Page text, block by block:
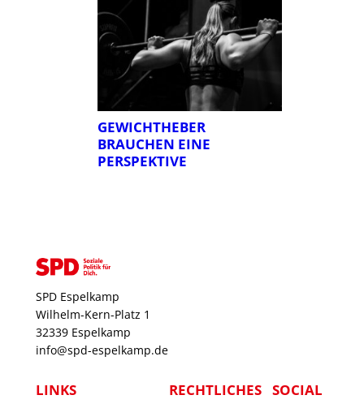
GEWICHTHEBER
BRAUCHEN EINE
PERSPEKTIVE
SPD Espelkamp
Wilhelm-Kern-Platz 1
32339 Espelkamp
info@spd-espelkamp.de
LINKS RECHTLICHES SOCIAL